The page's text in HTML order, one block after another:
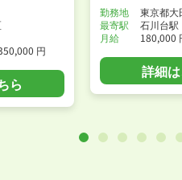
円
ら
勤務地
東京都大
最寄駅
石川台駅
月給
180,000
詳細